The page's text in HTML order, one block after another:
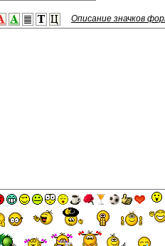
Описание значков